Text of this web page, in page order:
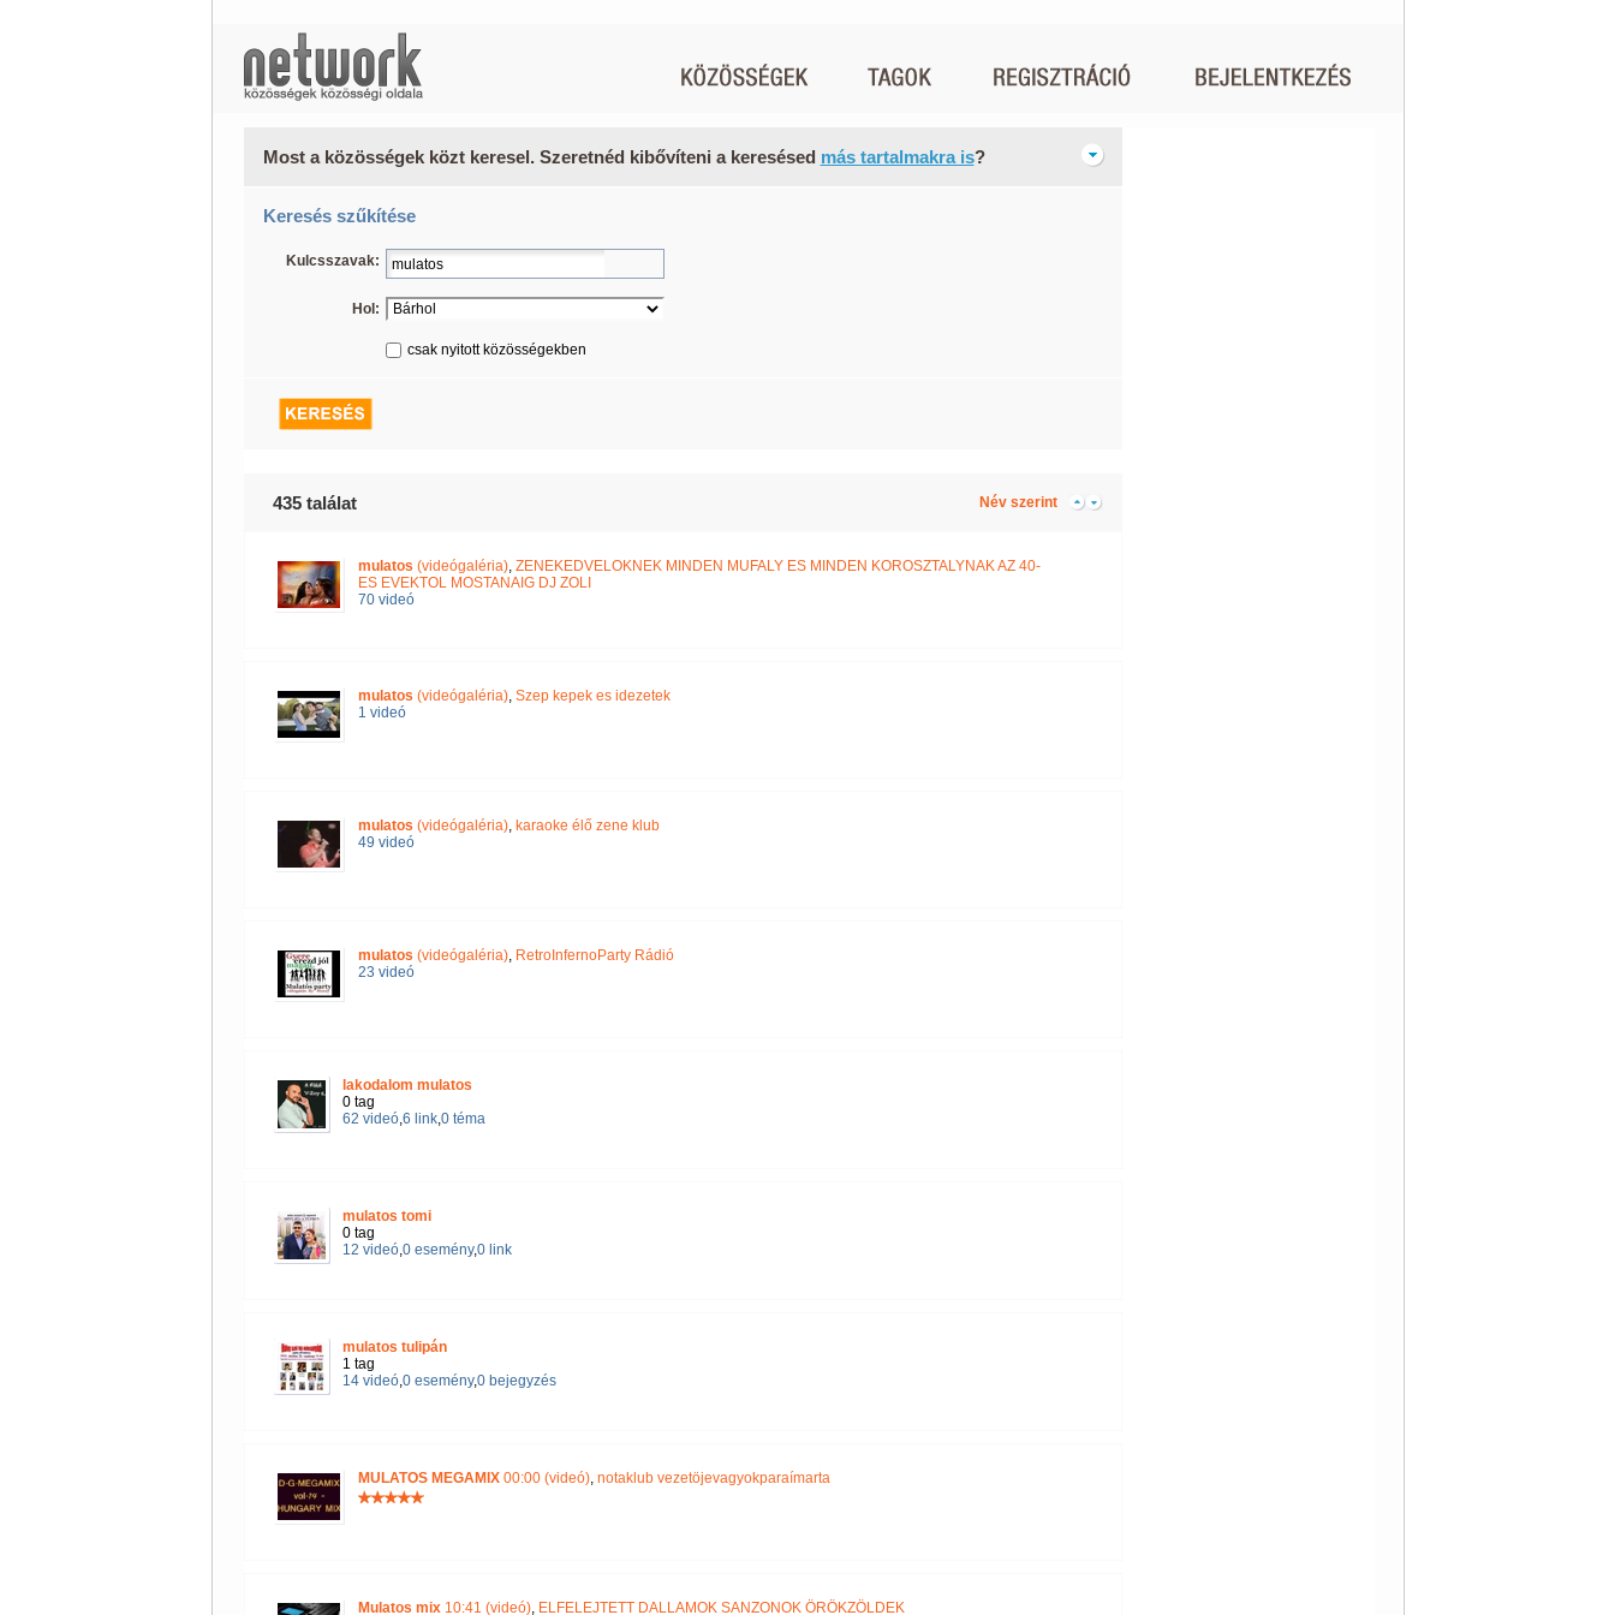
Most a közösségek közt keresel. Szeretnéd kibővíteni a keresésed más tartalmakra is?
Keresés szűkítése
Kulcsszavak:
Hol:
csak nyitott közösségekben
435 találat Név szerint
mulatos (videógaléria), ZENEKEDVELOKNEK MINDEN MUFALY ES MINDEN KOROSZTALYNAK AZ 40-
ES EVEKTOL MOSTANAIG DJ ZOLI
70 videó
mulatos (videógaléria), Szep kepek es idezetek
1 videó
mulatos (videógaléria), karaoke élő zene klub
49 videó
mulatos (videógaléria), RetroInfernoParty Rádió
23 videó
lakodalom mulatos
0 tag
62 videó,6 link,0 téma
mulatos tomi
0 tag
12 videó,0 esemény,0 link
mulatos tulipán
1 tag
14 videó,0 esemény,0 bejegyzés
MULATOS MEGAMIX00:00 (videó), notaklub vezetöjevagyokparaímarta
Mulatos mix10:41 (videó), ELFELEJTETT DALLAMOK SANZONOK ÖRÖKZÖLDEK